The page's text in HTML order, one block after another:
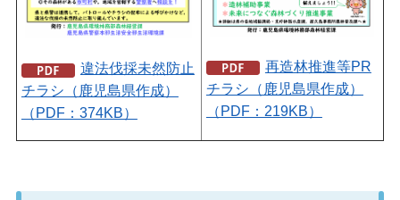
違法伐採未然防止
チラシ（鹿児島県作成）
（PDF：374KB）
再造林推進等PR
チラシ（鹿児島県作成）
（PDF：219KB）